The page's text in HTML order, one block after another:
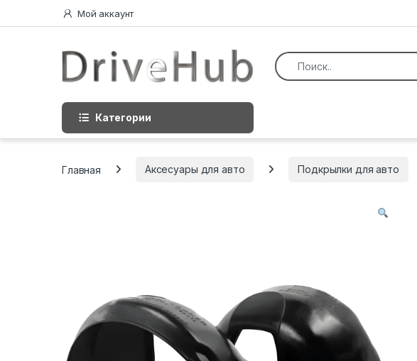
Перейти к навигации
перейти к содержанию
Мой аккаунт
Искать:
Категории
Главная Аксесуары для авто Подкрылки для авто